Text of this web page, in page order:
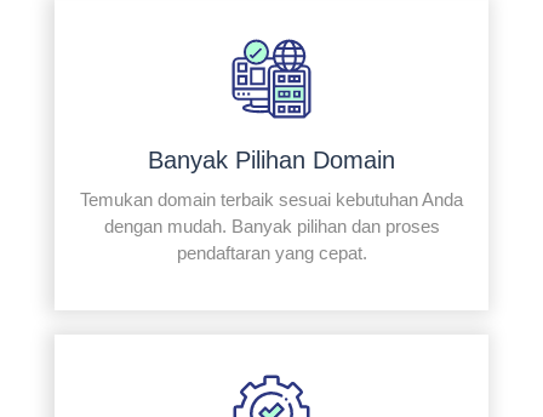
Banyak Pilihan Domain
Temukan domain terbaik sesuai kebutuhan Anda
dengan mudah. Banyak pilihan dan proses
pendaftaran yang cepat.